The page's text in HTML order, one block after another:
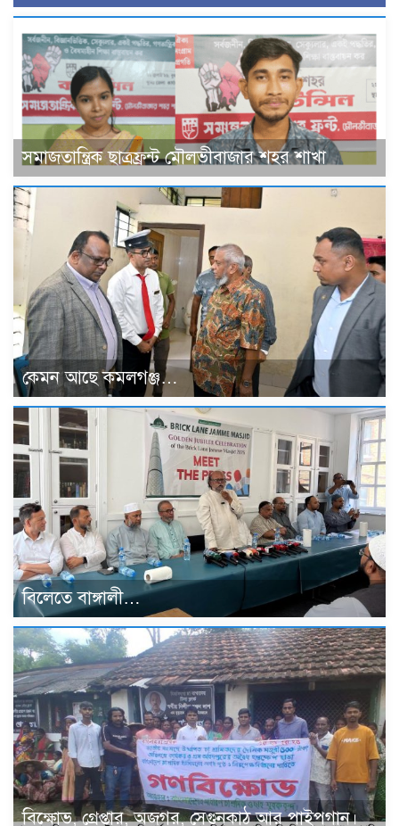
সমাজতান্ত্রিক ছাত্রফ্রন্ট মৌলভীবাজার শহর শাখা
কেমন আছে কমলগঞ্জ…
বিলেতে বাঙ্গালী…
বিক্ষোভ, গ্রেপ্তার, অজগর, সেগুনকাঠ আর পাইপগান।